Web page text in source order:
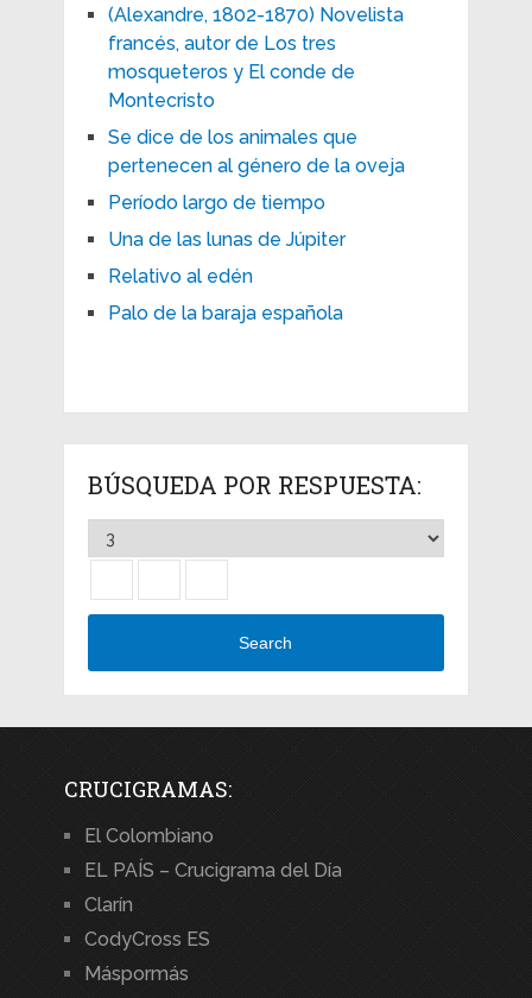
(Alexandre, 1802-1870) Novelista
francés, autor de Los tres
mosqueteros y El conde de
Montecristo
Se dice de los animales que
pertenecen al género de la oveja
Período largo de tiempo
Una de las lunas de Júpiter
Relativo al edén
Palo de la baraja española
BÚSQUEDA POR RESPUESTA:
Search
CRUCIGRAMAS:
El Colombiano
EL PAÍS – Crucigrama del Día
Clarín
CodyCross ES
Máspormás